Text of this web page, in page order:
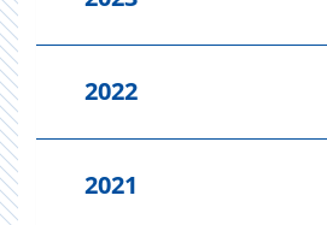
2022
2021